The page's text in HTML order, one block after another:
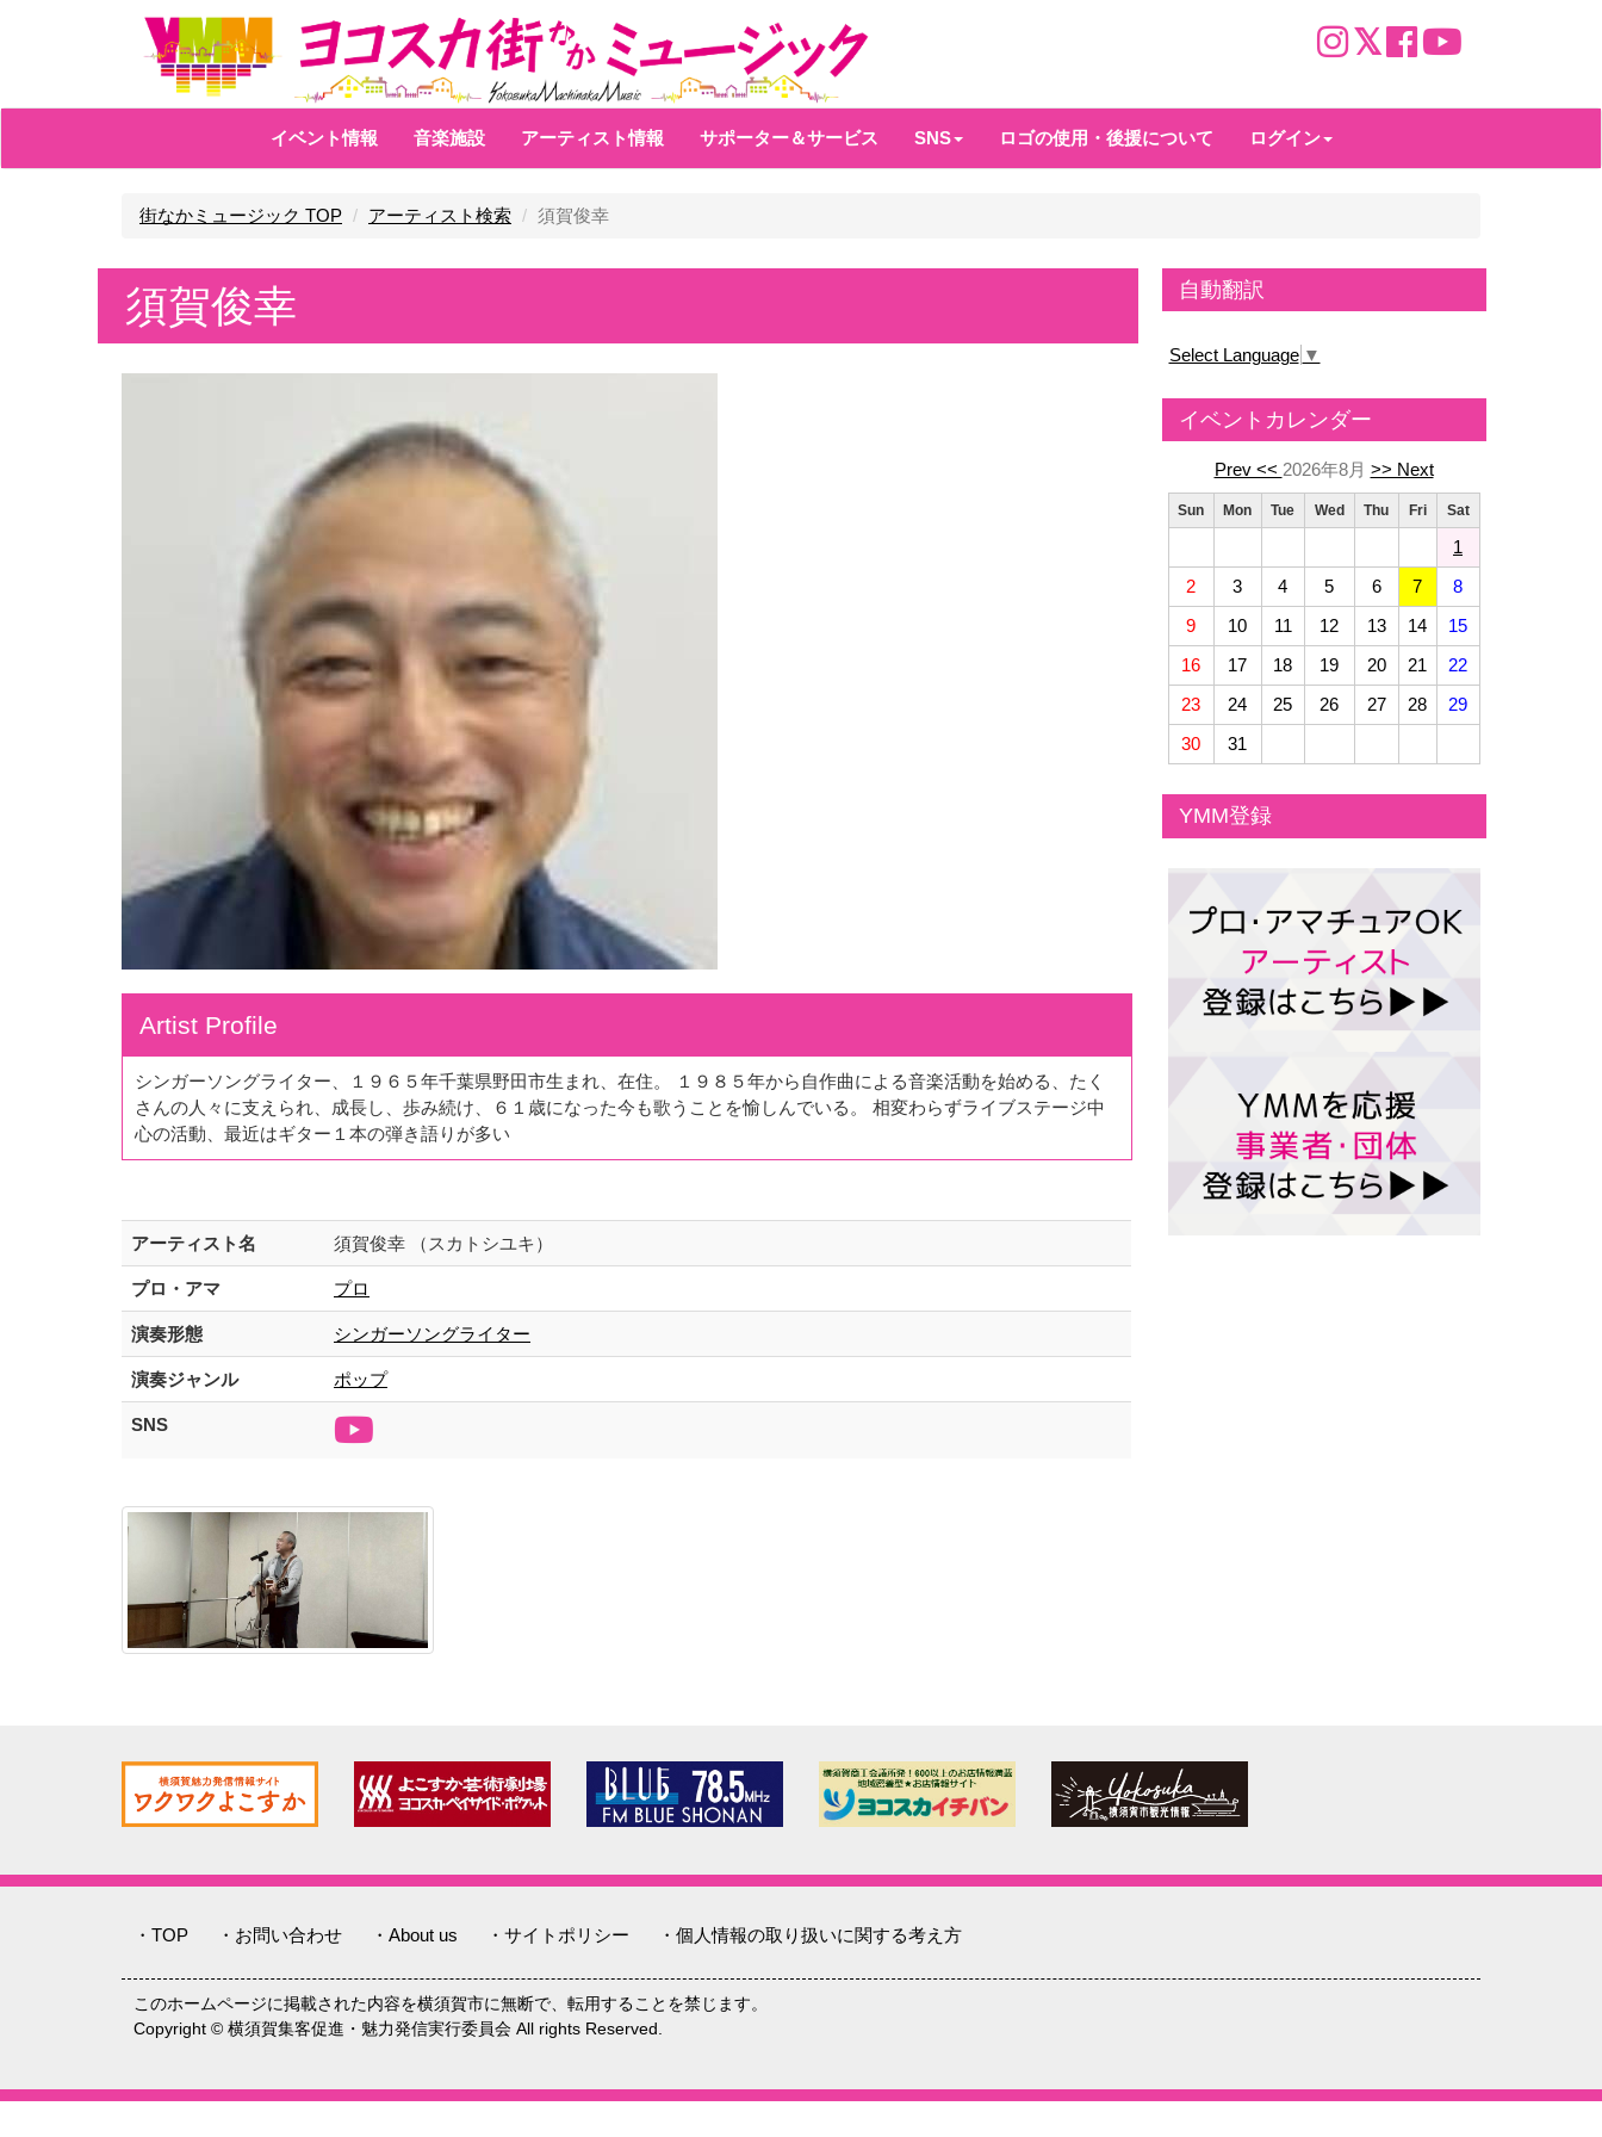
イベント情報 音楽施設 アーティスト情報 サポーター＆サービス SNS ロゴの使用・後援について ログイン
街なかミュージック TOP アーティスト検索 須賀俊幸
須賀俊幸
Artist Profile
シンガーソングライター、１９６５年千葉県野田市生まれ、在住。 １９８５年から自作曲による音楽活動を始める、たく
さんの人々に支えられ、成長し、歩み続け、６１歳になった今も歌うことを愉しんでいる。 相変わらずライブステージ中
心の活動、最近はギター１本の弾き語りが多い
アーティスト名 須賀俊幸 （スカトシユキ）
プロ・アマ プロ
演奏形態 シンガーソングライター
演奏ジャンル ポップ
SNS
自動翻訳
Select Language ▼
イベントカレンダー
Prev << 2026年8月 >> Next
Sun Mon Tue Wed Thu Fri Sat
1
2
3 4 5 6 7
8
9
10 11 12 13 14
15
16
17 18 19 20 21
22
23
24 25 26 27 28
29
30
31
YMM登録
・TOP ・お問い合わせ ・About us ・サイトポリシー ・個人情報の取り扱いに関する考え方
このホームページに掲載された内容を横須賀市に無断で、転用することを禁じます。
Copyright © 横須賀集客促進・魅力発信実行委員会 All rights Reserved.